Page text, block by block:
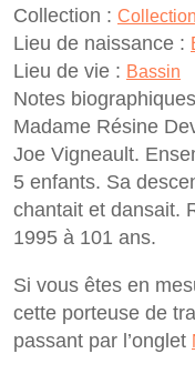
Collection :
Lieu de naissance :
Lieu de vie : Bassin
Notes
Madame Résine
Joe Vigneault.
5 enfants. Sa
chantait et dansait.
1995 à 101 ans.
Si vous êtes en
cette porteuse de
passant par l’onglet